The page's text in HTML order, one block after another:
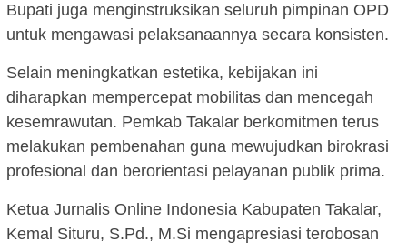
Bupati juga menginstruksikan seluruh pimpinan OPD
untuk mengawasi pelaksanaannya secara konsisten.
Selain meningkatkan estetika, kebijakan ini
diharapkan mempercepat mobilitas dan mencegah
kesemrawutan. Pemkab Takalar berkomitmen terus
melakukan pembenahan guna mewujudkan birokrasi
profesional dan berorientasi pelayanan publik prima.
Ketua Jurnalis Online Indonesia Kabupaten Takalar,
Kemal Situru, S.Pd., M.Si mengapresiasi terobosan